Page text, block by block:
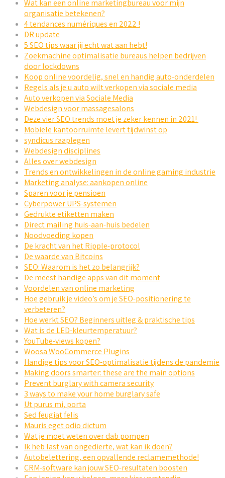
Wat kan een online marketingbureau voor mijn
organisatie betekenen?
4 tendances numériques en 2022 !
DR update
5 SEO tips waar jij echt wat aan hebt!
Zoekmachine optimalisatie bureaus helpen bedrijven
door lockdowns
Koop online voordelig, snel en handig auto-onderdelen
Regels als je u auto wilt verkopen via sociale media
Auto verkopen via Sociale Media
Webdesign voor massagesalons
Deze vier SEO trends moet je zeker kennen in 2021!
Mobiele kantoorruimte levert tijdwinst op
syndicus raaplegen
Webdesign disciplines
Alles over webdesign
Trends en ontwikkelingen in de online gaming industrie
Marketing analyse: aankopen online
Sparen voor je pensioen
Cyberpower UPS-systemen
Gedrukte etiketten maken
Direct mailing huis-aan-huis bedelen
Noodvoeding kopen
De kracht van het Ripple-protocol
De waarde van Bitcoins
SEO: Waarom is het zo belangrijk?
De meest handige apps van dit moment
Voordelen van online marketing
Hoe gebruik je video’s om je SEO-positionering te
verbeteren?
Hoe werkt SEO? Beginners uitleg & praktische tips
Wat is de LED-kleurtemperatuur?
YouTube-views kopen?
Woosa WooCommerce Plugins
Handige tips voor SEO-optimalisatie tijdens de pandemie
Making doors smarter: these are the main options
Prevent burglary with camera security
3 ways to make your home burglary safe
Ut purus mi, porta
Sed feugiat felis
Mauris eget odio dictum
Wat je moet weten over dab pompen
Ik heb last van ongedierte, wat kan ik doen?
Autobelettering, een opvallende reclamemethode!
CRM-software kan jouw SEO-resultaten boosten